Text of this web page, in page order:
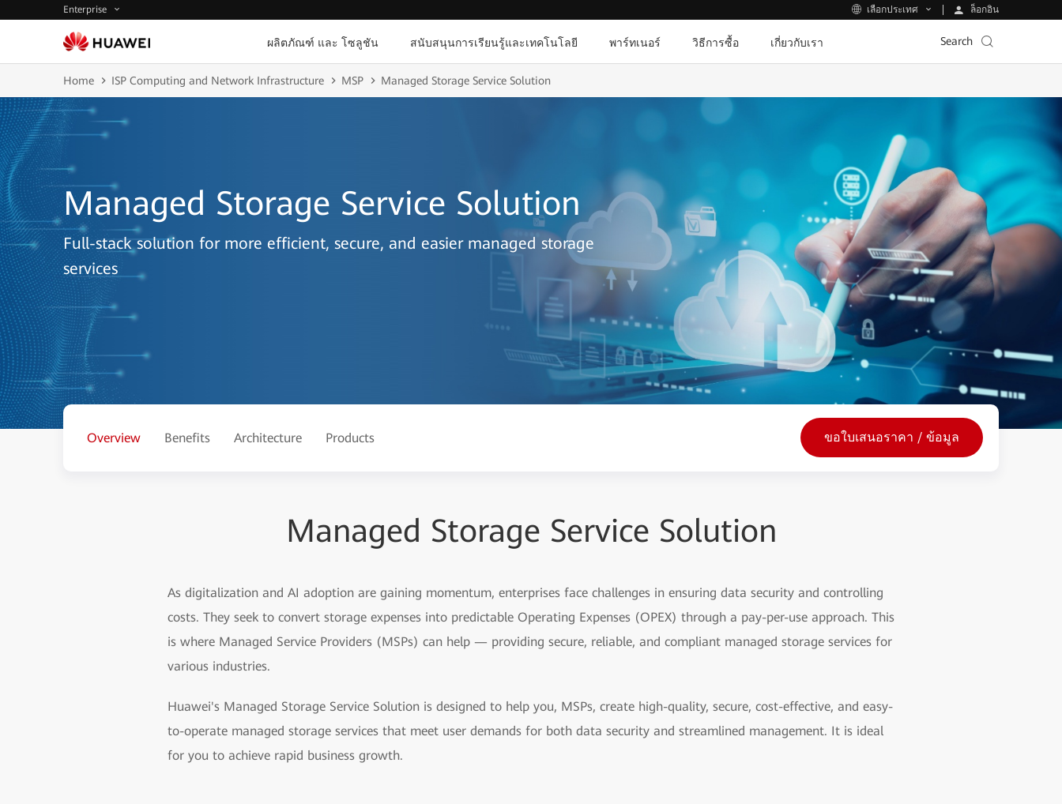
Enterprise เลือกประเทศ ล็อกอิน
ผลิตภัณฑ์ และ โซลูชัน สนับสนุนการเรียนรู้และเทคโนโลยี พาร์ทเนอร์ วิธีการซื้อ เกี่ยวกับเรา Search
Home ISP Computing and Network Infrastructure MSP Managed Storage Service Solution
Managed Storage Service Solution
Full-stack solution for more efficient, secure, and easier managed storage
services
Overview Benefits Architecture Products ขอใบเสนอราคา / ข้อมูล
Managed Storage Service Solution
As digitalization and AI adoption are gaining momentum, enterprises face challenges in ensuring data security and controlling
costs. They seek to convert storage expenses into predictable Operating Expenses (OPEX) through a pay-per-use approach. This
is where Managed Service Providers (MSPs) can help — providing secure, reliable, and compliant managed storage services for
various industries.
Huawei's Managed Storage Service Solution is designed to help you, MSPs, create high-quality, secure, cost-effective, and easy-
to-operate managed storage services that meet user demands for both data security and streamlined management. It is ideal
for you to achieve rapid business growth.